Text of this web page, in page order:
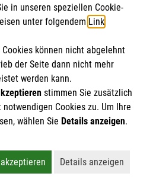
ist als eingetragene
in unseren speziellen Cookie-
unter folgendem Link.
können nicht abgelehnt
der Seite dann nicht mehr
werden kann.
stimmen Sie zusätzlich
Cookies zu. Um Ihre
wählen Sie Details anzeigen.
essentiellen Cookies ab
Akzeptiert alle Cookies
Details anzeigen